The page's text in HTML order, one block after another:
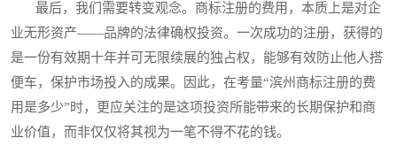
最后，我们需要转变观念。商标注册的费用，本质上是对企
业无形资产——品牌的法律确权投资。一次成功的注册，获得的
是一份有效期十年并可无限续展的独占权，能够有效防止他人搭
便车，保护市场投入的成果。因此，在考量“滨州商标注册的费
用是多少”时，更应关注的是这项投资所能带来的长期保护和商
业价值，而非仅仅将其视为一笔不得不花的钱。